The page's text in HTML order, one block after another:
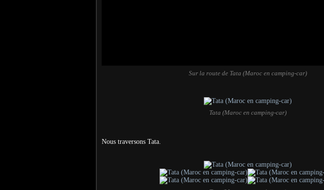
Sur la route de Tata (Maroc en camping-car)
Tata (Maroc en camping-car)
Nous traversons Tata.